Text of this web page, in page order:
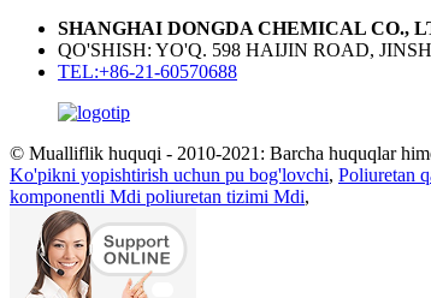
SHANGHAI DONGDA CHEMICAL CO.,
QO'SHISH: YO'Q. 598 HAIJIN ROAD,
TEL:+86-21-60570688
© Mualliflik huquqi - 2010-2021: Barcha huquqlar
Ko'pikni yopishtirish uchun pu bog'lovchi, Poliuretan
komponentli Mdi poliuretan tizimi Mdi,